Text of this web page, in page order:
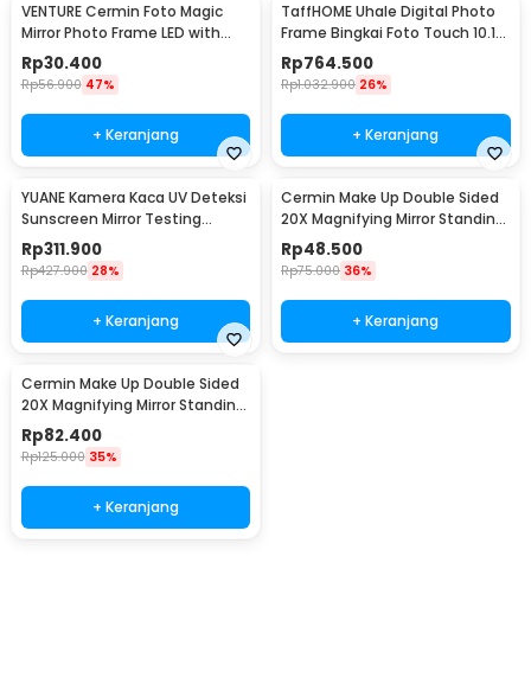
VENTURE Cermin Foto Magic
Mirror Photo Frame LED with
Pen Holder - B0F6
Rp30.400
Rp56.900 47%
+ Keranjang
TaffHOME Uhale Digital Photo
Frame Bingkai Foto Touch 10.1
Inch - 101F
Rp764.500
Rp1.032.900 26%
+ Keranjang
YUANE Kamera Kaca UV Deteksi
Sunscreen Mirror Testing
Camera - TJ001
Rp311.900
Rp427.900 28%
+ Keranjang
Cermin Make Up Double Sided
20X Magnifying Mirror Standing
5 Inch - HZJ-045
Rp48.500
Rp75.000 36%
+ Keranjang
Cermin Make Up Double Sided
20X Magnifying Mirror Standing
7 Inch - HZJ-045
Rp82.400
Rp125.000 35%
+ Keranjang